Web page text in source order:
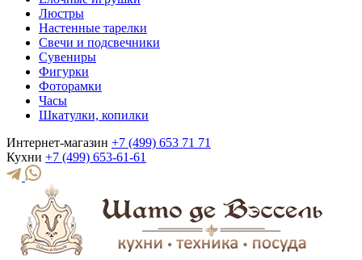
Люстры
Настенные тарелки
Свечи и подсвечники
Сувениры
Фигурки
Фоторамки
Часы
Шкатулки, копилки
Интернет-магазин +7 (499) 653 71 71
Кухни +7 (499) 653-61-61